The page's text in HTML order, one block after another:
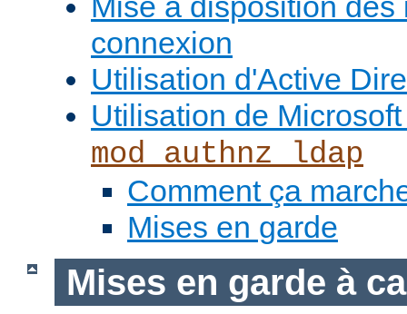
connexion
Utilisation d'Active
Utilisation de
mod_authnz_ldap
Comment ça
Mises en garde
Mises en garde à